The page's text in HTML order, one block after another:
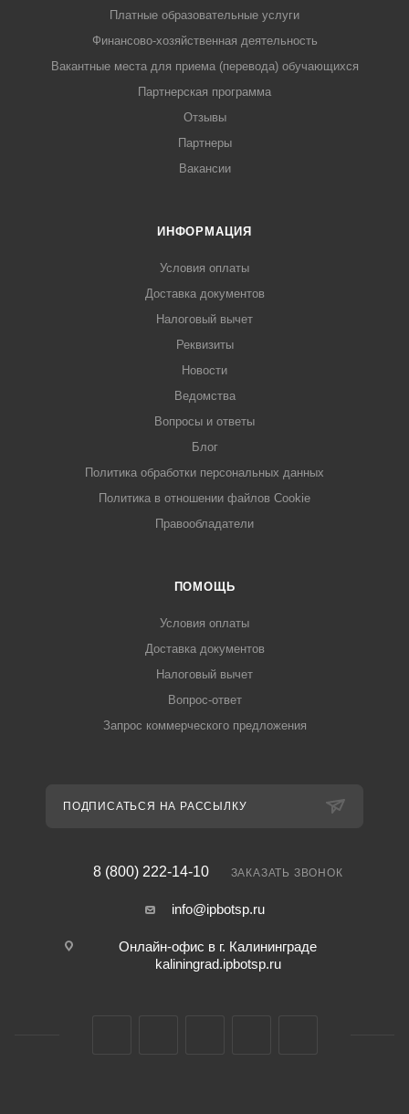
Платные образовательные услуги
Финансово-хозяйственная деятельность
Вакантные места для приема (перевода) обучающихся
Партнерская программа
Отзывы
Партнеры
Вакансии
ИНФОРМАЦИЯ
Условия оплаты
Доставка документов
Налоговый вычет
Реквизиты
Новости
Ведомства
Вопросы и ответы
Блог
Политика обработки персональных данных
Политика в отношении файлов Cookie
Правообладатели
ПОМОЩЬ
Условия оплаты
Доставка документов
Налоговый вычет
Вопрос-ответ
Запрос коммерческого предложения
ПОДПИСАТЬСЯ НА РАССЫЛКУ
8 (800) 222-14-10 ЗАКАЗАТЬ ЗВОНОК
info@ipbotsp.ru
Онлайн-офис в г. Калининграде
kaliningrad.ipbotsp.ru